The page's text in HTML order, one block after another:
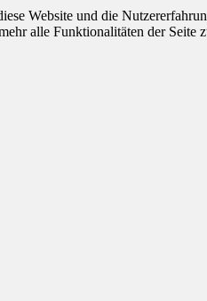
Website und die
alle Funktionalitäten der Seite